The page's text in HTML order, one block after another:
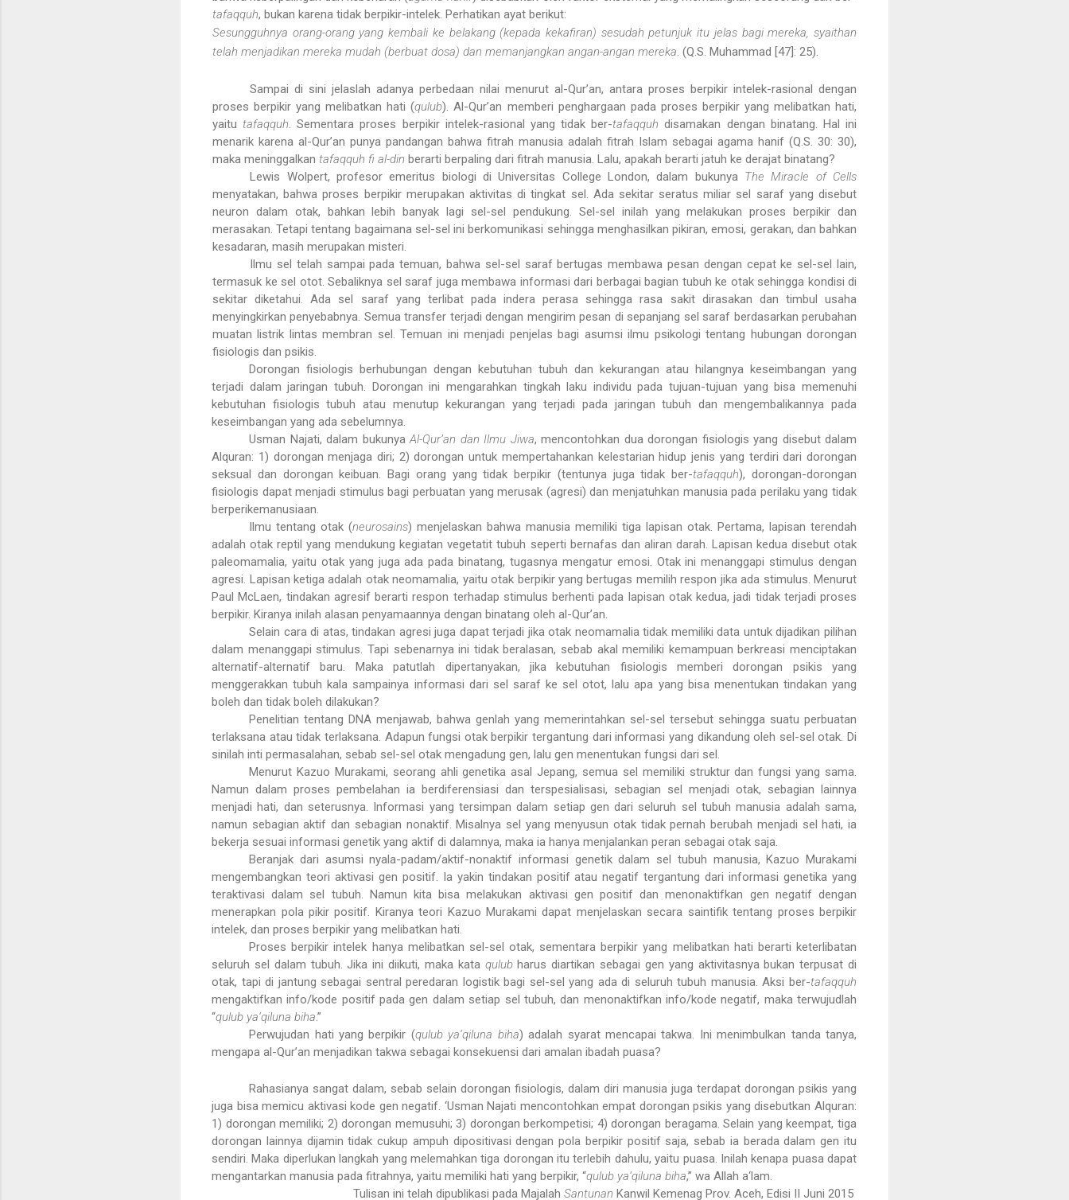
tafaqquh, bukan karena tidak berpikir-intelek. Perhatikan ayat berikut:
Sesungguhnya orang-orang yang kembali ke belakang (kepada kekafiran) sesudah petunjuk itu jelas bagi mereka, syaithan
telah menjadikan mereka mudah (berbuat dosa) dan memanjangkan angan-angan mereka . (Q.S. Muhammad [47]: 25).
Sampai di sini jelaslah adanya perbedaan nilai menurut al-Qur’an, antara proses berpikir intelek-rasional dengan
proses berpikir yang melibatkan hati (qulub). Al-Qur’an memberi penghargaan pada proses berpikir yang melibatkan hati,
yaitutafaqquh . Sementara proses berpikir intelek-rasional yang tidak ber-tafaqquh disamakan dengan binatang. Hal ini
menarik karena al-Qur’an punya pandangan bahwa fitrah manusia adalah fitrah Islam sebagai agama hanif (Q.S. 30: 30),
maka meninggalkan tafaqquh fi al-din berarti berpaling dari fitrah manusia. Lalu, apakah berarti jatuh ke derajat binatang?
Lewis Wolpert, profesor emeritus biologi di Universitas College London, dalam bukunya The Miracle of Cells
menyatakan, bahwa proses berpikir merupakan aktivitas di tingkat sel. Ada sekitar seratus miliar sel saraf yang disebut
neuron dalam otak, bahkan lebih banyak lagi sel-sel pendukung. Sel-sel inilah yang melakukan proses berpikir dan
merasakan. Tetapi tentang bagaimana sel-sel ini berkomunikasi sehingga menghasilkan pikiran, emosi, gerakan, dan bahkan
kesadaran, masih merupakan misteri.
Ilmu sel telah sampai pada temuan, bahwa sel-sel saraf bertugas membawa pesan dengan cepat ke sel-sel lain,
termasuk ke sel otot. Sebaliknya sel saraf juga membawa informasi dari berbagai bagian tubuh ke otak sehingga kondisi di
sekitar diketahui. Ada sel saraf yang terlibat pada indera perasa sehingga rasa sakit dirasakan dan timbul usaha
menyingkirkan penyebabnya. Semua transfer terjadi dengan mengirim pesan di sepanjang sel saraf berdasarkan perubahan
muatan listrik lintas membran sel. Temuan ini menjadi penjelas bagi asumsi ilmu psikologi tentang hubungan dorongan
fisiologis dan psikis.
Dorongan fisiologis berhubungan dengan kebutuhan tubuh dan kekurangan atau hilangnya keseimbangan yang
terjadi dalam jaringan tubuh. Dorongan ini mengarahkan tingkah laku individu pada tujuan-tujuan yang bisa memenuhi
kebutuhan fisiologis tubuh atau menutup kekurangan yang terjadi pada jaringan tubuh dan mengembalikannya pada
keseimbangan yang ada sebelumnya.
Usman Najati, dalam bukunyaAl-Qur’an dan Ilmu Jiwa, mencontohkan dua dorongan fisiologis yang disebut dalam
Alquran: 1) dorongan menjaga diri; 2) dorongan untuk mempertahankan kelestarian hidup jenis yang terdiri dari dorongan
seksual dan dorongan keibuan. Bagi orang yang tidak berpikir (tentunya juga tidak ber-tafaqquh), dorongan-dorongan
fisiologis dapat menjadi stimulus bagi perbuatan yang merusak (agresi) dan menjatuhkan manusia pada perilaku yang tidak
berperikemanusiaan.
Ilmu tentang otak (neurosains) menjelaskan bahwa manusia memiliki tiga lapisan otak. Pertama, lapisan terendah
adalah otak reptil yang mendukung kegiatan vegetatit tubuh seperti bernafas dan aliran darah. Lapisan kedua disebut otak
paleomamalia, yaitu otak yang juga ada pada binatang, tugasnya mengatur emosi. Otak ini menanggapi stimulus dengan
agresi. Lapisan ketiga adalah otak neomamalia, yaitu otak berpikir yang bertugas memilih respon jika ada stimulus. Menurut
Paul McLaen, tindakan agresif berarti respon terhadap stimulus berhenti pada lapisan otak kedua, jadi tidak terjadi proses
berpikir. Kiranya inilah alasan penyamaannya dengan binatang oleh al-Qur’an.
Selain cara di atas, tindakan agresi juga dapat terjadi jika otak neomamalia tidak memiliki data untuk dijadikan pilihan
dalam menanggapi stimulus. Tapi sebenarnya ini tidak beralasan, sebab akal memiliki kemampuan berkreasi menciptakan
alternatif-alternatif baru. Maka patutlah dipertanyakan, jika kebutuhan fisiologis memberi dorongan psikis yang
menggerakkan tubuh kala sampainya informasi dari sel saraf ke sel otot, lalu apa yang bisa menentukan tindakan yang
boleh dan tidak boleh dilakukan?
Penelitian tentang DNA menjawab, bahwa genlah yang memerintahkan sel-sel tersebut sehingga suatu perbuatan
terlaksana atau tidak terlaksana. Adapun fungsi otak berpikir tergantung dari informasi yang dikandung oleh sel-sel otak. Di
sinilah inti permasalahan, sebab sel-sel otak mengadung gen, lalu gen menentukan fungsi dari sel.
Menurut Kazuo Murakami, seorang ahli genetika asal Jepang, semua sel memiliki struktur dan fungsi yang sama.
Namun dalam proses pembelahan ia berdiferensiasi dan terspesialisasi, sebagian sel menjadi otak, sebagian lainnya
menjadi hati, dan seterusnya. Informasi yang tersimpan dalam setiap gen dari seluruh sel tubuh manusia adalah sama,
namun sebagian aktif dan sebagian nonaktif. Misalnya sel yang menyusun otak tidak pernah berubah menjadi sel hati, ia
bekerja sesuai informasi genetik yang aktif di dalamnya, maka ia hanya menjalankan peran sebagai otak saja.
Beranjak dari asumsi nyala-padam/aktif-nonaktif informasi genetik dalam sel tubuh manusia, Kazuo Murakami
mengembangkan teori aktivasi gen positif. Ia yakin tindakan positif atau negatif tergantung dari informasi genetika yang
teraktivasi dalam sel tubuh. Namun kita bisa melakukan aktivasi gen positif dan menonaktifkan gen negatif dengan
menerapkan pola pikir positif. Kiranya teori Kazuo Murakami dapat menjelaskan secara saintifik tentang proses berpikir
intelek, dan proses berpikir yang melibatkan hati.
Proses berpikir intelek hanya melibatkan sel-sel otak, sementara berpikir yang melibatkan hati berarti keterlibatan
seluruh sel dalam tubuh. Jika ini diikuti, maka kata qulubharus diartikan sebagai gen yang aktivitasnya bukan terpusat di
otak, tapi di jantung sebagai sentral peredaran logistik bagi sel-sel yang ada di seluruh tubuh manusia. Aksi ber-tafaqquh
mengaktifkan info/kode positif pada gen dalam setiap sel tubuh, dan menonaktifkan info/kode negatif, maka terwujudlah
“qulub ya‘qiluna biha.”
Perwujudan hati yang berpikir (qulub ya‘qiluna biha) adalah syarat mencapai takwa. Ini menimbulkan tanda tanya,
mengapa al-Qur’an menjadikan takwa sebagai konsekuensi dari amalan ibadah puasa?
Rahasianya sangat dalam, sebab selain dorongan fisiologis, dalam diri manusia juga terdapat dorongan psikis yang
juga bisa memicu aktivasi kode gen negatif. ‘Usman Najati mencontohkan empat dorongan psikis yang disebutkan Alquran:
1) dorongan memiliki; 2) dorongan memusuhi; 3) dorongan berkompetisi; 4) dorongan beragama. Selain yang keempat, tiga
dorongan lainnya dijamin tidak cukup ampuh dipositivasi dengan pola berpikir positif saja, sebab ia berada dalam gen itu
sendiri. Maka diperlukan langkah yang melemahkan tiga dorongan itu terlebih dahulu, yaitu puasa. Inilah kenapa puasa dapat
mengantarkan manusia pada fitrahnya, yaitu memiliki hati yang berpikir, “qulub ya‘qiluna biha,” wa Allah a‘lam.
Tulisan ini telah dipublikasi pada Majalah Santunan Kanwil Kemenag Prov. Aceh, Edisi II Juni 2015